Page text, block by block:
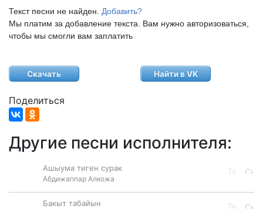
Текст песни не найден. Добавить?
Мы платим за добавление текста. Вам нужно авторизоваться,
чтобы мы смогли вам заплатить
Скачать Найти в VK
Поделиться
Другие песни исполнителя:
Ашыума тиген сурак
Абдижаппар Алкожа
Бакыт табайын